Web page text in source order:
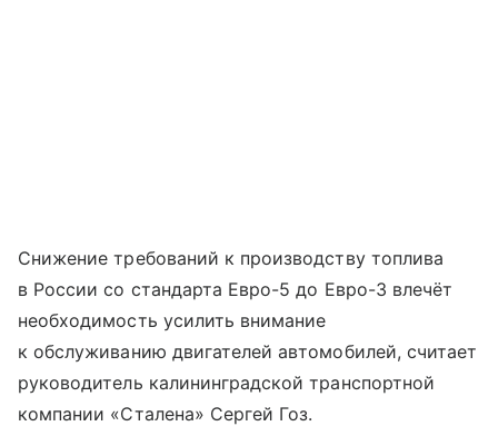
Снижение требований к производству топлива
в России со стандарта Евро-5 до Евро-3 влечёт
необходимость усилить внимание
к обслуживанию двигателей автомобилей, считает
руководитель калининградской транспортной
компании «Сталена» Сергей Гоз.